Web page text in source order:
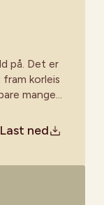
på. Det er
korleis
mange
eit nytt
som jobbar
viktigaste er
Last ned